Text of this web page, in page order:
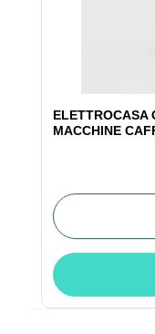
ELETTROCASA
MACCHINE